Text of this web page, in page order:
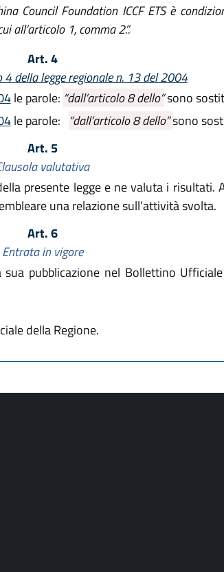
Council Foundation ICCF ETS è
all’articolo 1, comma 2.”.
Art. 4
4 della legge regionale n. 13 del 2004
le parole: “dall’articolo 8 dello”sono
le parole: “dall’articolo 8 dello”sono
Art. 5
valutativa
presente legge e ne valuta i
una relazione sull’attività svolta.
Art. 6
Entrata in vigore
pubblicazione nel Bollettino
della Regione.